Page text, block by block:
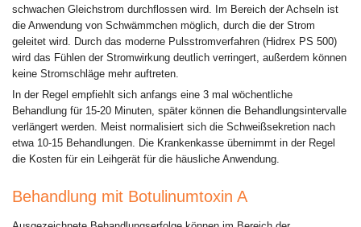
schwachen Gleichstrom durchflossen wird. Im Bereich der Achseln ist
die Anwendung von Schwämmchen möglich, durch die der Strom
geleitet wird. Durch das moderne Pulsstromverfahren (Hidrex PS 500)
wird das Fühlen der Stromwirkung deutlich verringert, außerdem können
keine Stromschläge mehr auftreten.
In der Regel empfiehlt sich anfangs eine 3 mal wöchentliche
Behandlung für 15-20 Minuten, später können die Behandlungsintervalle
verlängert werden. Meist normalisiert sich die Schweißsekretion nach
etwa 10-15 Behandlungen. Die Krankenkasse übernimmt in der Regel
die Kosten für ein Leihgerät für die häusliche Anwendung.
Behandlung mit Botulinumtoxin A